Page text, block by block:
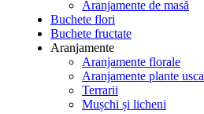
Aranjamente de masă
Buchete flori
Buchete fructate
Aranjamente
Aranjamente florale
Aranjamente plante
Terrarii
Mușchi și licheni